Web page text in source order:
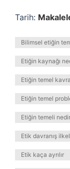
Tarih:
Bilimsel etiğin
Etiğin kaynağı
Etiğin temel
Etiğin temel
Etiğin temeli nedir
Etik davranış
Etik kaça ayrılır